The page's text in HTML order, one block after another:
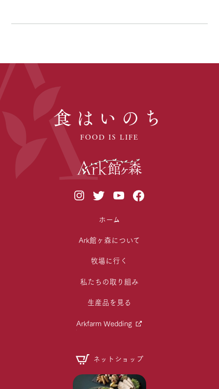
食はいのち
FOOD IS LIFE
ホーム
Ark館ヶ森について
牧場に行く
私たちの取り組み
生産品を見る
Arkfarm Wedding
ネットショップ